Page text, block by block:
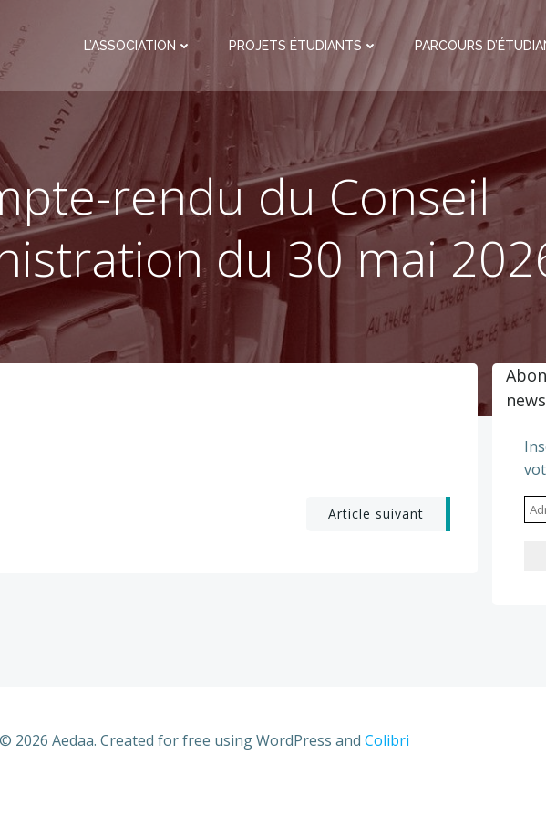
L’ASSOCIATION PROJETS ÉTUDIANTS PARCOURS
rendu du Conseil
du 30 mai
Article suivant
© 2026 Aedaa. Created for free using WordPress and Colibri